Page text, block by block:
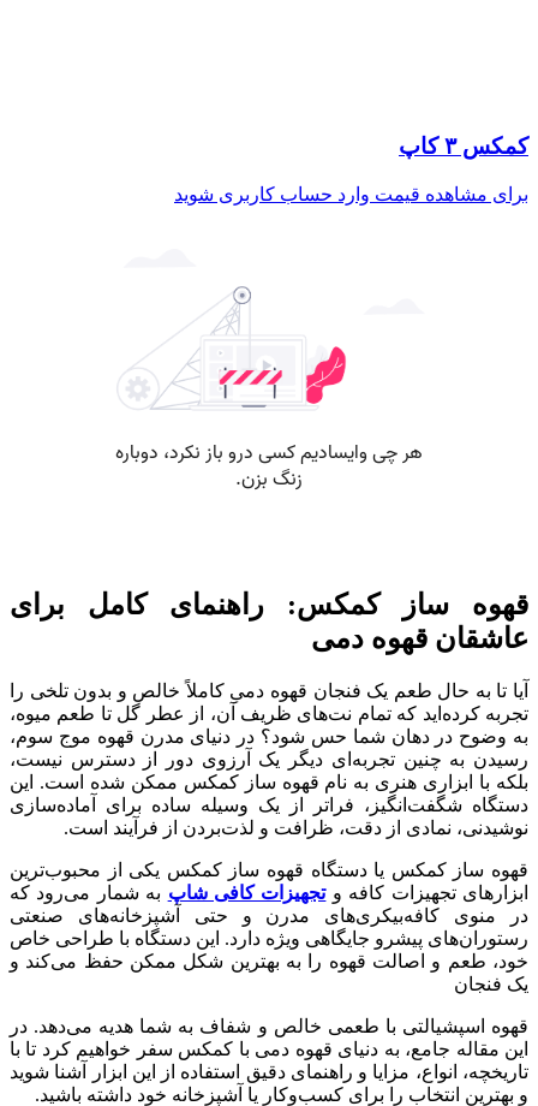
کمکس ۳ کاپ
برای مشاهده قیمت وارد حساب کاربری شوید
قهوه ساز کمکس: راهنمای کامل برای
عاشقان قهوه دمی
آیا تا به حال طعم یک فنجان قهوه دمیِ کاملاً خالص و بدون تلخی را
تجربه کرده‌اید که تمام نت‌های ظریف آن، از عطر گل تا طعم میوه،
به وضوح در دهان شما حس شود؟ در دنیای مدرن قهوه موج سوم،
رسیدن به چنین تجربه‌ای دیگر یک آرزوی دور از دسترس نیست،
بلکه با ابزاری هنری به نام قهوه ساز کمکس ممکن شده است. این
دستگاه شگفت‌انگیز، فراتر از یک وسیله ساده برای آماده‌سازی
نوشیدنی، نمادی از دقت، ظرافت و لذت‌بردن از فرآیند است.
قهوه ساز کمکس یا دستگاه قهوه ساز کمکس یکی از محبوب‌ترین
ابزارهای تجهیزات کافه وتجهیزات کافی شاپ به شمار می‌رود که
در منوی کافه‌بیکری‌های مدرن و حتی آشپزخانه‌های صنعتی
رستوران‌های پیشرو جایگاهی ویژه دارد. این دستگاه با طراحی خاص
خود، طعم و اصالت قهوه را به بهترین شکل ممکن حفظ می‌کند و
یک فنجان
قهوه اسپشیالتی با طعمی خالص و شفاف به شما هدیه می‌دهد. در
این مقاله جامع، به دنیای قهوه دمی با کمکس سفر خواهیم کرد تا با
تاریخچه، انواع، مزایا و راهنمای دقیق استفاده از این ابزار آشنا شوید
و بهترین انتخاب را برای کسب‌وکار یا آشپزخانه خود داشته باشید.